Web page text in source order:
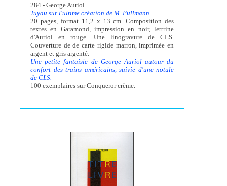
284 - George Auriol
Tuyau sur l'ultime création de M. Pullmann.
20 pages, format 11,2 x 13 cm. Composition des
textes en Garamond, impression en noir, lettrine
d'Auriol en rouge. Une linogravure de CLS.
Couverture de de carte rigide marron, imprimée en
argent et gris argenté.
Une petite fantaisie de George Auriol autour du
confort des trains américains, suivie d'une notule
de CLS.
100 exemplaires sur Conqueror crème.